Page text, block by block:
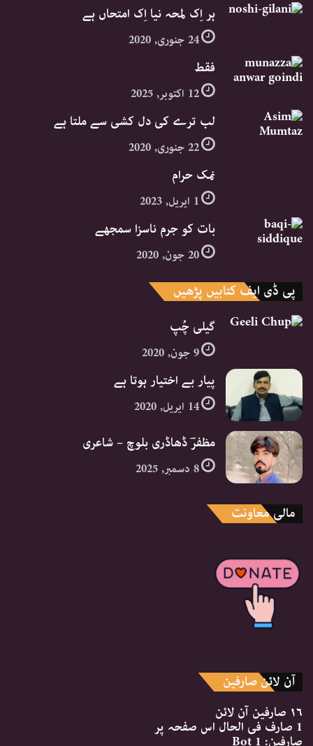
ہر اِک لمحہ نیا اِک امتحاں ہے
24 جنوری, 2020
فقط
12 اکتوبر, 2025
لب ترے کی دل کشی سے ملتا ہے
22 جنوری, 2020
نمک حرام
1 اپریل, 2023
بات کو جرم ناسزا سمجھے
20 جون, 2020
پی ڈی ایف کتابیں پڑھیں
گیلی چُپ
9 جون, 2020
پیار بے اختیار ہوتا ہے
14 اپریل, 2020
مظفرؔ ڈھاڈری بلوچ – شاعری
8 دسمبر, 2025
مالی معاونت
آن لائن صارفین
۱۶ صارفین
آن لائن
1 صارف فی الحال اس صفحہ پر
صارفین: 1 Bot